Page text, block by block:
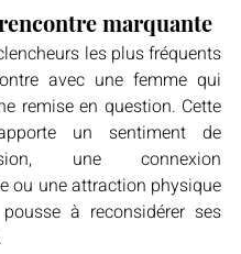
marquante
les plus fréquents
avec une femme qui
remise en question. Cette
un sentiment de
une connexion
ou une attraction physique
à reconsidérer ses